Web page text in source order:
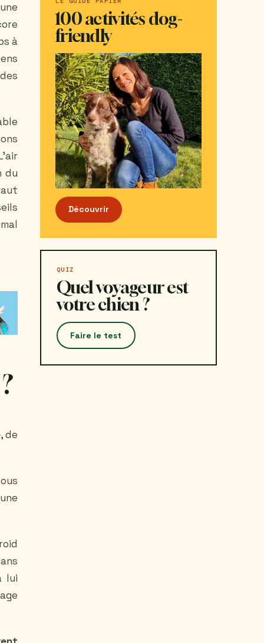
à
du
, de
lui
100 activités dog-
friendly
Découvrir
QUIZ
Quel voyageur est
votre chien ?
Faire le test